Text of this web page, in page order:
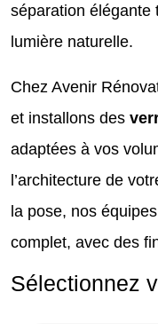
séparation élégante
lumière naturelle.
Chez Avenir
et installons des
adaptées à vos
l’architecture de
la pose, nos
complet, avec des
Sélectionnez